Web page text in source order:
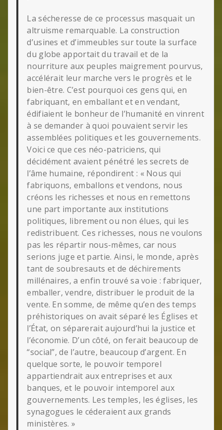
La sécheresse de ce processus masquait un
altruisme remarquable. La construction
d’usines et d’immeubles sur toute la surface
du globe apportait du travail et de la
nourriture aux peuples maigrement pourvus,
accélérait leur marche vers le progrès et le
bien-être. C’est pourquoi ces gens qui, en
fabriquant, en emballant et en vendant,
édifiaient le bonheur de l’humanité en vinrent
à se demander à quoi pouvaient servir les
assemblées politiques et les gouvernements.
Voici ce que ces néo-patriciens, qui
décidément avaient pénétré les secrets de
l’âme humaine, répondirent : « Nous qui
fabriquons, emballons et vendons, nous
créons les richesses et nous en remettons
une part importante aux institutions
politiques, librement ou non élues, qui les
redistribuent. Ces richesses, nous ne voulons
pas les répartir nous-mêmes, car nous
serions juge et partie. Ainsi, le monde, après
tant de soubresauts et de déchirements
millénaires, a enfin trouvé sa voie : fabriquer,
emballer, vendre, distribuer le produit de la
vente. En somme, de même qu’en des temps
préhistoriques on avait séparé les Églises et
l’État, on séparerait aujourd’hui la justice et
l’économie. D’un côté, on ferait beaucoup de
“social”, de l’autre, beaucoup d’argent. En
quelque sorte, le pouvoir temporel
appartiendrait aux entreprises et aux
banques, et le pouvoir intemporel aux
gouvernements. Les temples, les églises, les
synagogues le céderaient aux grands
ministères. »